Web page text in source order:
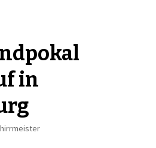
in